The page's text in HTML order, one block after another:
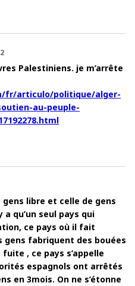
Palestiniens. je m’arrête
fr/articulo/politique/alger-
au-peuple-
libre et celle de gens
a qu’un seul pays qui
ce pays où il fait
gens fabriquent des bouées
, ce pays s’appelle
espagnols ont arrêtés
en 3mois. On ne s’étonne